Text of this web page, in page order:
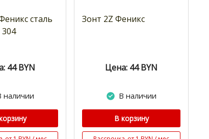
сталь
304
44 BYN
наличии
Зонт 2Z Феникс
Цена: 44 BYN
В наличии
В корзину